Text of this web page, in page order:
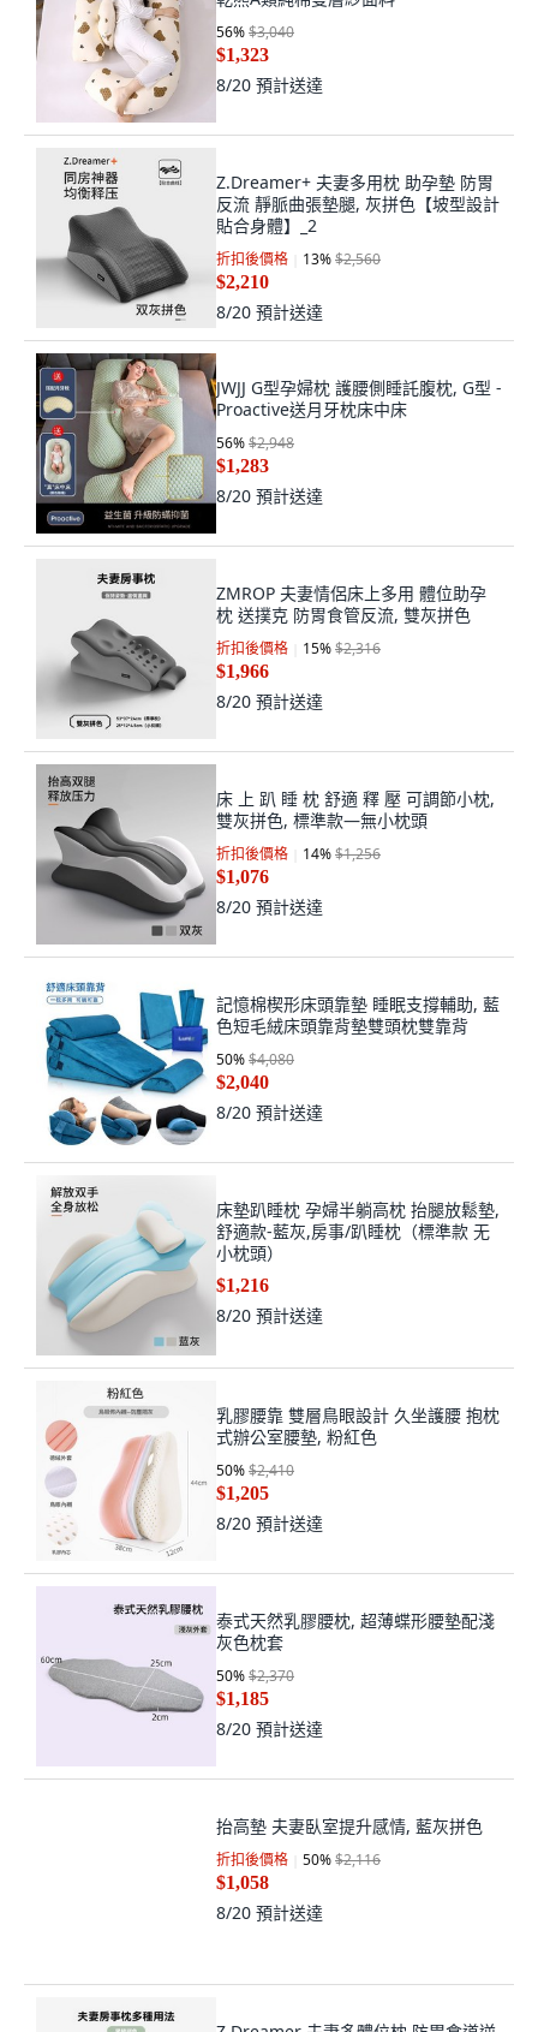
8/18 預計送達
孕婦枕 側睡枕 護腰支撐純棉床品, 餅
56% $3,040
$1,323
8/20預計送達
Z.Dreamer+ 夫妻多用枕 助孕墊 防胃
貼合身體】_2
折扣後價格 13%$2,560
$2,210
8/20預計送達
JWJJ G型孕婦枕 護腰側睡託腹枕, G型 -
56%$2,948
$1,283
8/20預計送達
ZMROP 夫妻情侶床上多用 體位助孕
折扣後價格 15 %$2,316
$1,966
8/20預計送達
床 上 趴 睡 枕 舒適 釋 壓 可調節小枕,
折扣後價格 14%$1,256
$1,076
8/20預計送達
記憶棉楔形床頭靠墊 睡眠支撐輔助, 藍
50%$4,080
$2,040
8/20 預計送達
床墊趴睡枕 孕婦半躺高枕 抬腿放鬆墊,
小枕頭）
$1,216
8/20預計送達
乳膠腰靠 雙層鳥眼設計 久坐護腰 抱枕
50%$2,410
$1,205
8/20預計送達
泰式天然乳膠腰枕, 超薄蝶形腰墊配淺
50% $2,370
$1,185
8/20預計送達
抬高墊 夫妻臥室提升感情, 藍灰拼色